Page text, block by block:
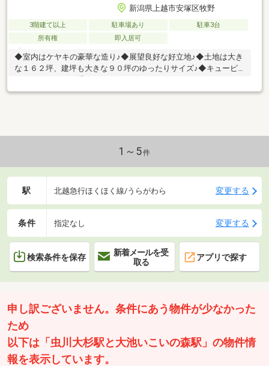
新潟県上越市安塚区牧野
3階建て以上 駐車場あり
駐車3台
所有権
即入居可
◆室内はケヤキの豪華な造り♪◆展望良好な好立地♪◆土地は大き
な１６２坪、建坪も大きな９０坪のゆったりサイズ♪◆キューピ
1～5件
駅 北越急行ほくほく線/うらがわら 変更する
条件 指定なし 変更する
検索条件を保存
新着メールを受
取る
アプリで探す
申し訳ございません。条件にあう物件が少なかった
ため
以下は「虫川大杉駅と大池いこいの森駅」の物件情
報を表示しています。